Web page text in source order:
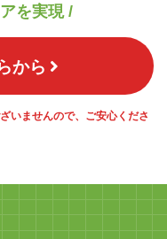
を実現 /
から
いませんので、ご安心くださ